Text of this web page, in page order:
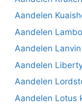
Aandelen
Aandelen
Aandelen
Aandelen
Aandelen
Aandelen Lotus